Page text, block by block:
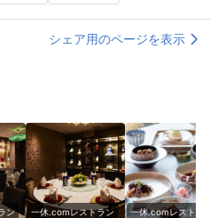
シェア用のページを表示
ン 一休.comレストラン 一休.comレストラ